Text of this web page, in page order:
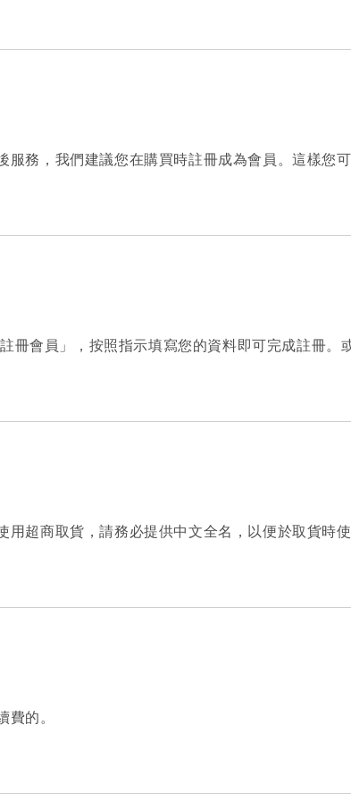
務，我們建議您在購買時註冊成為會員。這樣您
冊會員」，按照指示填寫您的資料即可完成註冊。
超商取貨，請務必提供中文全名，以便於取貨時
費的。